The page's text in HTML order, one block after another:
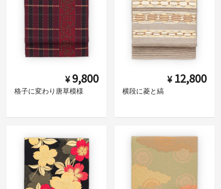
¥ 9,800
格子に変わり唐草模様
¥ 12,800
横段に菱と縞